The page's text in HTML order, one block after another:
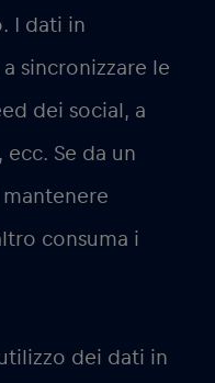
I dati in
sincronizzare le
dei social, a
Se da un
consuma i
dei dati in